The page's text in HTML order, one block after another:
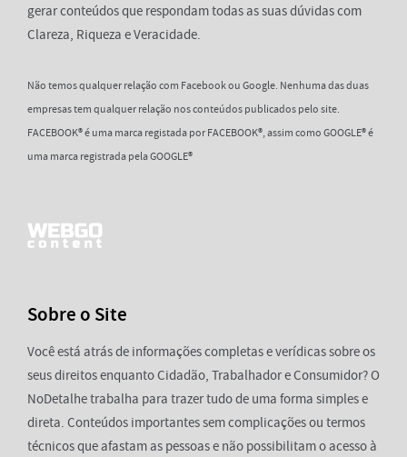
gerar conteúdos que respondam todas as suas dúvidas com
Clareza, Riqueza e Veracidade.
Não temos qualquer relação com Facebook ou Google. Nenhuma das duas
empresas tem qualquer relação nos conteúdos publicados pelo site.
FACEBOOK® é uma marca registada por FACEBOOK®, assim como GOOGLE® é
uma marca registrada pela GOOGLE®
Sobre o Site
Você está atrás de informações completas e verídicas sobre os
seus direitos enquanto Cidadão, Trabalhador e Consumidor? O
NoDetalhe trabalha para trazer tudo de uma forma simples e
direta. Conteúdos importantes sem complicações ou termos
técnicos que afastam as pessoas e não possibilitam o acesso à